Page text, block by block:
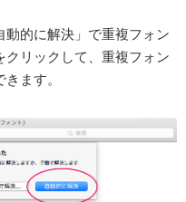
的に解決」で重複フォン
クリックして、重複フォン
ます。